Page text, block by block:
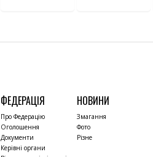
ФЕДЕРАЦІЯ
Про Федерацію
Оголошення
Документи
Керівні органи
НОВИНИ
Змагання
Фото
Різне